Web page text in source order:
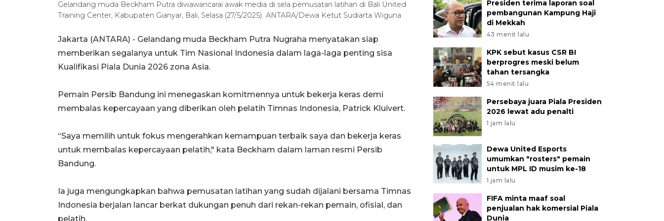
Gelandang muda Beckham Putra diwawancarai awak media di sela pemusatan latihan di Bali United
Training Center, Kabupaten Gianyar, Bali, Selasa (27/5/2025). ANTARA/Dewa Ketut Sudiarta Wiguna
Jakarta (ANTARA) - Gelandang muda Beckham Putra Nugraha menyatakan siap
memberikan segalanya untuk Tim Nasional Indonesia dalam laga-laga penting sisa
Kualifikasi Piala Dunia 2026 zona Asia.
Pemain Persib Bandung ini menegaskan komitmennya untuk bekerja keras demi
membalas kepercayaan yang diberikan oleh pelatih Timnas Indonesia, Patrick Kluivert.
“Saya memilih untuk fokus mengerahkan kemampuan terbaik saya dan bekerja keras
untuk membalas kepercayaan pelatih," kata Beckham dalam laman resmi Persib
Bandung.
Ia juga mengungkapkan bahwa pemusatan latihan yang sudah dijalani bersama Timnas
Indonesia berjalan lancar berkat dukungan penuh dari rekan-rekan pemain, ofisial, dan
pelatih.
Presiden terima laporan soal
pembangunan Kampung Haji
di Mekkah
43 menit lalu
KPK sebut kasus CSR BI
berprogres meski belum
tahan tersangka
54 menit lalu
Persebaya juara Piala Presiden
2026 lewat adu penalti
1 jam lalu
Dewa United Esports
umumkan "rosters" pemain
untuk MPL ID musim ke-18
1 jam lalu
FIFA minta maaf soal
penjualan hak komersial Piala
Dunia